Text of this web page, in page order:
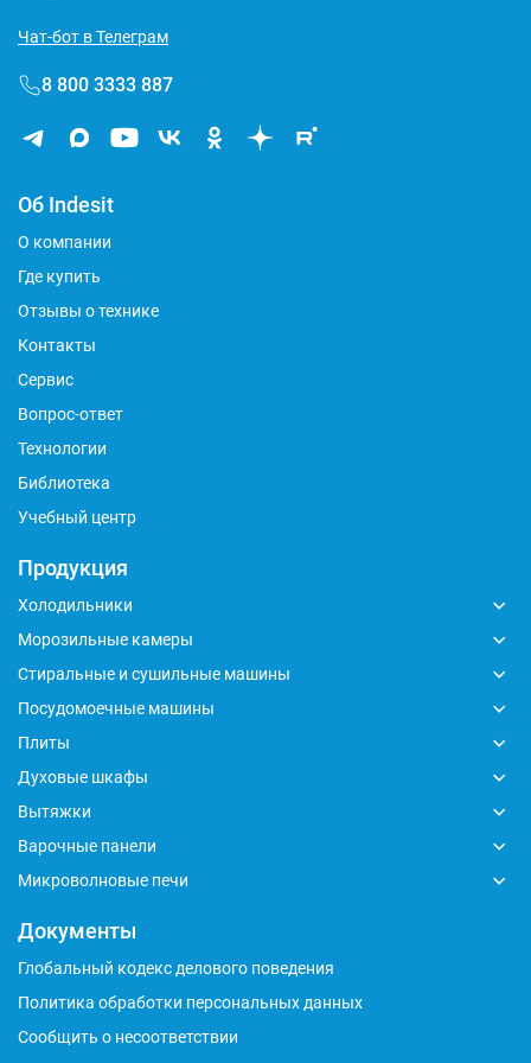
Чат-бот в Телеграм
8 800 3333 887
Об Indesit
О компании
Где купить
Отзывы о технике
Контакты
Сервис
Вопрос-ответ
Технологии
Библиотека
Учебный центр
Продукция
Холодильники
Морозильные камеры
Стиральные и сушильные машины
Посудомоечные машины
Плиты
Духовые шкафы
Вытяжки
Варочные панели
Микроволновые печи
Документы
Глобальный кодекс делового поведения
Политика обработки персональных данных
Сообщить о несоответствии